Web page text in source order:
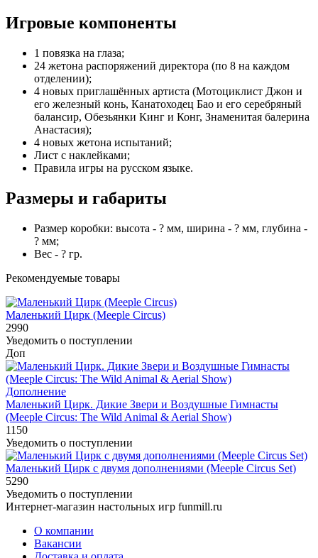
Игровые компоненты
1 повязка на глаза;
24 жетона распоряжений директора (по 8 на каждом
отделении);
4 новых приглашённых артиста (Мотоциклист Джон и
его железный конь, Канатоходец Бао и его серебряный
балансир, Обезьянки Кинг и Конг, Знаменитая балерина
Анастасия);
4 новых жетона испытаний;
Лист с наклейками;
Правила игры на русском языке.
Размеры и габариты
Размер коробки: высота - ? мм, ширина - ? мм, глубина -
? мм;
Вес - ? гр.
Рекомендуемые товары
Маленький Цирк (Meeple Circus)
2990
Уведомить о поступлении
Доп
Дополнение
Маленький Цирк. Дикие Звери и Воздушные Гимнасты
(Meeple Circus: The Wild Animal & Aerial Show)
1150
Уведомить о поступлении
Маленький Цирк с двумя дополнениями (Meeple Circus Set)
5290
Уведомить о поступлении
Интернет-магазин настольных игр funmill.ru
О компании
Вакансии